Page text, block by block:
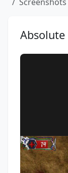
Absolute